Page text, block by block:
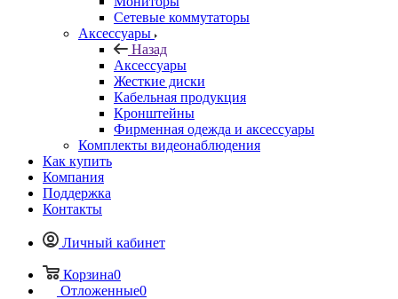
Сетевые коммутаторы
Аксессуары
Назад
Аксессуары
Жесткие диски
Кабельная продукция
Кронштейны
Фирменная одежда и аксессуары
Комплекты видеонаблюдения
Как купить
Компания
Поддержка
Контакты
Личный кабинет
Корзина0
Отложенные0